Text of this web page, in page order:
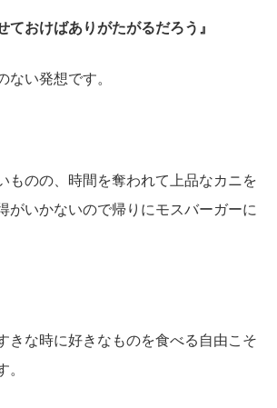
ておけばありがたがるだろう』
ない発想です。
ものの、時間を奪われて上品なカニを
がいかないので帰りにモスバーガーに
きな時に好きなものを食べる自由こそ
。